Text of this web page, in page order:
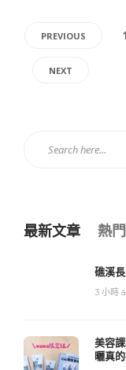
PREVIOUS 1
NEXT
最新文章 熱
礁溪
3 小時
美容
曬真